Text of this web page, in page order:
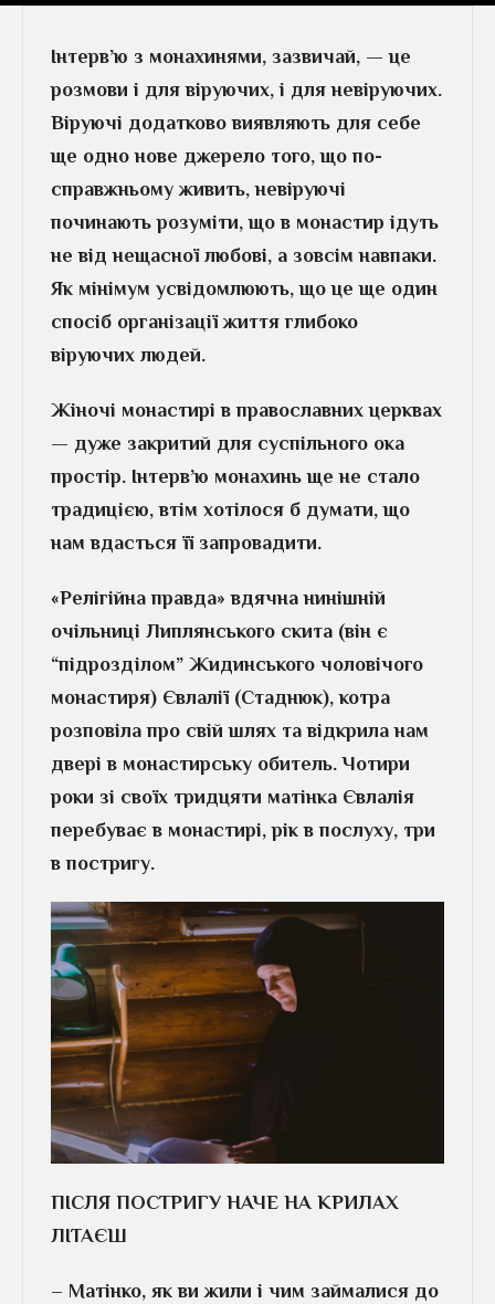
Інтерв’ю з монахинями, зазвичай, — це
розмови і для віруючих, і для невіруючих.
Віруючі додатково виявляють для себе
ще одно нове джерело того, що по-
справжньому живить, невіруючі
починають розуміти, що в монастир ідуть
не від нещасної любові, а зовсім навпаки.
Як мінімум усвідомлюють, що це ще один
спосіб організації життя глибоко
віруючих людей.
Жіночі монастирі в православних церквах
— дуже закритий для суспільного ока
простір. Інтерв’ю монахинь ще не стало
традицією, втім хотілося б думати, що
нам вдасться її запровадити.
«Релігійна правда» вдячна нинішній
очільниці Липлянського скита (він є
“підрозділом” Жидинського чоловічого
монастиря) Євлалії (Стаднюк), котра
розповіла про свій шлях та відкрила нам
двері в монастирську обитель. Чотири
роки зі своїх тридцяти матінка Євлалія
перебуває в монастирі, рік в послуху, три
в постригу.
ПІСЛЯ ПОСТРИГУ НАЧЕ НА КРИЛАХ
ЛІТАЄШ
– Матінко, як ви жили і чим займалися до